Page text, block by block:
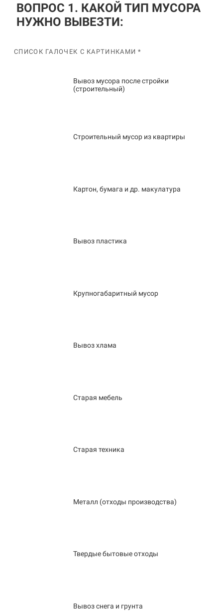
ВОПРОС 1. КАКОЙ ТИП МУСОРА
НУЖНО ВЫВЕЗТИ:
СПИСОК ГАЛОЧЕК С КАРТИНКАМИ *
Вывоз мусора после стройки
(строительный)
Строительный мусор из квартиры
Картон, бумага и др. макулатура
Вывоз пластика
Крупногабаритный мусор
Вывоз хлама
Старая мебель
Старая техника
Металл (отходы производства)
Твердые бытовые отходы
Вывоз снега и грунта